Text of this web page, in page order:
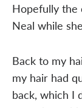
Hopefully the
Neal while
Back to my
my hair had
back, which I